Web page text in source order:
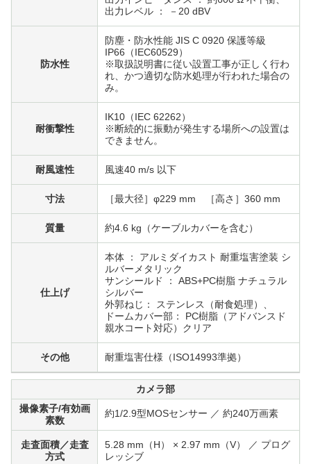
出力レベル ： －20 dBV
防水性
防塵・防水性能 JIS C 0920 保護等級
IP66（IEC60529）
※取扱説明書に従い設置工事が正しく行わ
れ、かつ適切な防水処理が行われた場合の
み。
耐衝撃性
IK10（IEC 62262）
※断続的に振動が発生する場所への設置は
できません。
耐風速性 風速40 m/s 以下
寸法 ［最大径］φ229 mm ［高さ］360 mm
質量 約4.6 kg（ケーブルカバーを含む）
仕上げ
本体 ： アルミダイカスト 耐重塩害塗装 シ
ルバーメタリック
サンシールド ： ABS+PC樹脂 ナチュラル
シルバー
外郭ねじ： ステンレス（耐食処理）、
ドームカバー部： PC樹脂（アドバンスド
親水コート対応）クリア
その他 耐重塩害仕様（ISO14993準拠）
カメラ部
撮像素子/有効画
素数
約1/2.9型MOSセンサー ／ 約240万画素
走査面積／走査
方式
5.28 mm（H） × 2.97 mm（V） ／ プログ
レッシブ